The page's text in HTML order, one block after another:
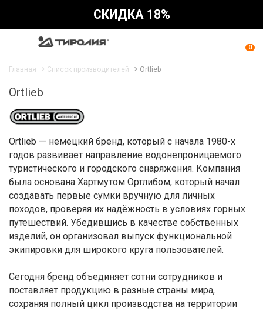
СКИДКА 18%
0
Главная Список производителей Ortlieb
Ortlieb
Ortlieb — немецкий бренд, который с начала 1980-х
годов развивает направление водонепроницаемого
туристического и городского снаряжения. Компания
была основана Хартмутом Ортлибом, который начал
создавать первые сумки вручную для личных
походов, проверяя их надёжность в условиях горных
путешествий. Убедившись в качестве собственных
изделий, он организовал выпуск функциональной
экипировки для широкого круга пользователей.
Сегодня бренд объединяет сотни сотрудников и
поставляет продукцию в разные страны мира,
сохраняя полный цикл производства на территории